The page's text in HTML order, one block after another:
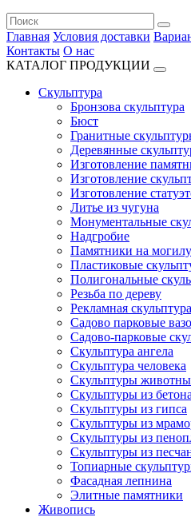
Главная Условия доставки
Контакты О нас
КАТАЛОГ ПРОДУКЦИИ
Скульптура
Бронзова скульптура
Бюст
Гранитные
Деревянные
Изготовление
Изготовление
Изготовление
Литье из чугуна
Монументальные
Надгробие
Памятники на могилу
Пластиковые
Полигональные
Резьба по дереву
Рекламная скульптура
Садово парковые
Садово-парковые
Скульптура ангела
Скульптура человека
Скульптуры
Скульптуры из бетона
Скульптуры из гипса
Скульптуры из
Скульптуры из
Скульптуры из
Топиарные
Фасадная лепнина
Элитные памятники
Живопись